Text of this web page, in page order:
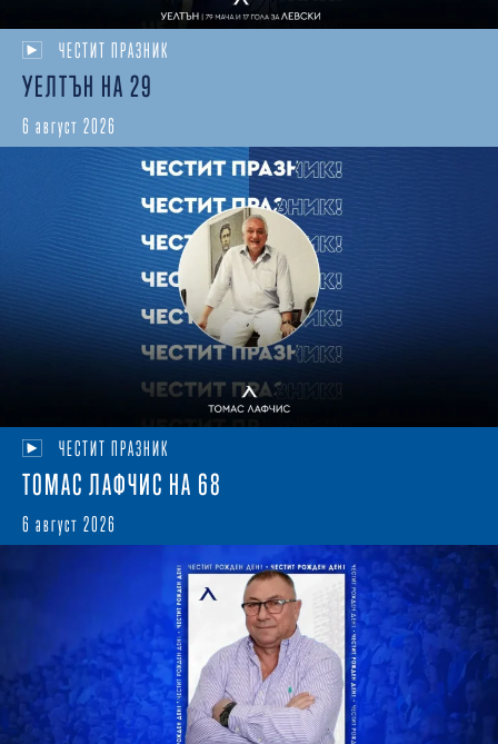
ЧЕСТИТ ПРАЗНИК
УЕЛТЪН НА 29
6 август 2026
ЧЕСТИТ ПРАЗНИК
ТОМАС ЛАФЧИС НА 68
6 август 2026